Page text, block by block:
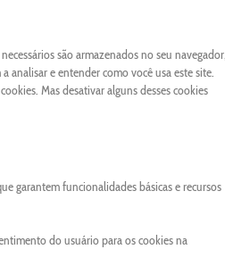
são armazenados no seu navegador,
analisar e entender como você usa este site.
Mas desativar alguns desses cookies
garantem funcionalidades básicas e recursos
do usuário para os cookies na